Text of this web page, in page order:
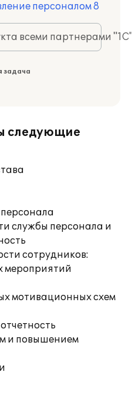
персоналом 8
всеми партнерами
задача
следующие
службы персонала и
сотрудников:
мероприятий
мотивационных схем
и повышением